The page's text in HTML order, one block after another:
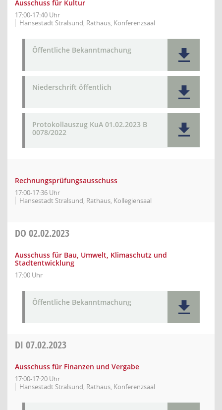
Ausschuss für Kultur
17:00-17:40 Uhr
Hansestadt Stralsund, Rathaus, Konferenzsaal
Öffentliche Bekanntmachung
Niederschrift öffentlich
Protokollauszug KuA 01.02.2023 B
0078/2022
Rechnungsprüfungsausschuss
17:00-17:36 Uhr
Hansestadt Stralsund, Rathaus, Kollegiensaal
DO 02.02.2023
Ausschuss für Bau, Umwelt, Klimaschutz und
Stadtentwicklung
17:00 Uhr
Öffentliche Bekanntmachung
DI 07.02.2023
Ausschuss für Finanzen und Vergabe
17:00-17:20 Uhr
Hansestadt Stralsund, Rathaus, Konferenzsaal